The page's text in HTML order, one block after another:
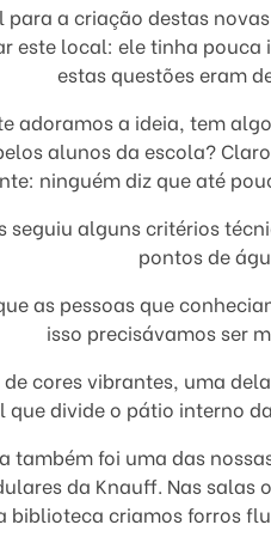
a criação destas
este local: ele tinha
estas questões eram
adoramos a ideia, tem
alunos da escola?
ninguém diz que até
seguiu alguns critérios
pontos de
as pessoas que
isso precisávamos ser
cores vibrantes, uma
divide o pátio interno
também foi uma das
da Knauff. Nas salas
biblioteca criamos forros